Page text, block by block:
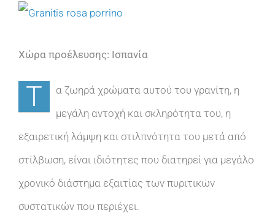
View
Image
Χώρα προέλευσης: Ισπανία
Τ
α ζωηρά χρώματα αυτού του γρανίτη, η
μεγάλη αντοχή και σκληρότητα του, η
εξαιρετική λάμψη και στιλπνότητα του μετά από
στίλβωση, είναι ιδιότητες που διατηρεί για μεγάλο
χρονικό διάστημα εξαιτίας των πυριτικών
συστατικών που περιέχει.